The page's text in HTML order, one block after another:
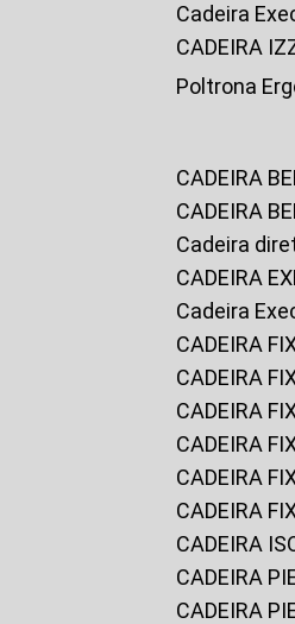
Cadeira
CADEIRA
Poltrona
CADEIRA
CADEIRA
Cadeira
CADEIRA
Cadeira
CADEIRA
CADEIRA
CADEIRA
CADEIRA
CADEIRA
CADEIRA
CADEIRA
CADEIRA
CADEIRA